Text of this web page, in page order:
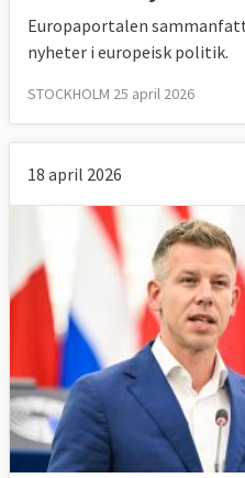
Europaportalen
nyheter i europeisk politik.
STOCKHOLM 25 april 2026
18 april 2026